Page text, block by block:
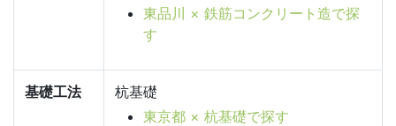
東品川 × 鉄筋コンクリート造で探
す
基礎工法
杭基礎
東京都 × 杭基礎で探す